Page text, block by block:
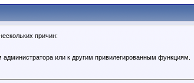
причин:
или к другим привилегированным функциям.